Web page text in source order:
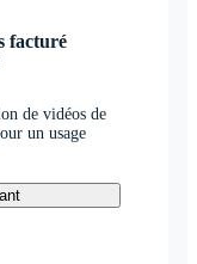
facturé
de vidéos de
un usage